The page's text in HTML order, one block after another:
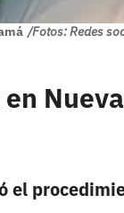
/Fotos: Redes
Nueva
el